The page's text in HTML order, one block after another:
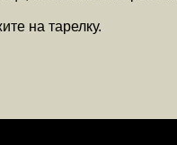
на тарелку.